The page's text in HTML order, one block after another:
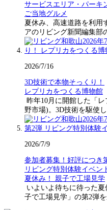
サービスエリア・パーキ
ご当地グルメ
夏休み、高速道路を利用
アのリビング新聞編集
2026/7/16
3D技術で本物そっくり！
レプリカをつくる博物館
昨年10月に開館した「
野市場)。3D技術を駆使
2026/7/9
参加者募集！好評につき
リビング特別体験イベン
夏休み！ 親子で工場見学
いよいよ待ちに待った
子で工場見学」の第2弾